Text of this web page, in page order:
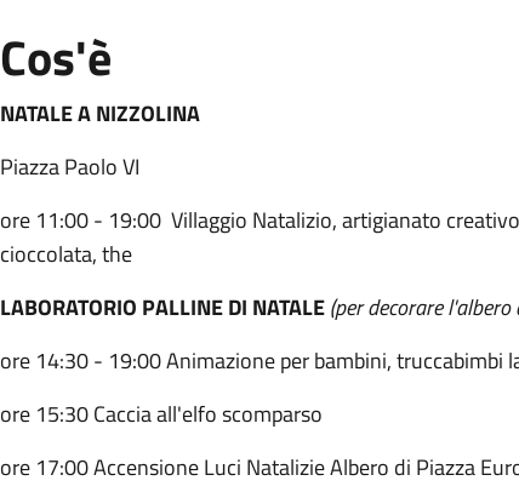
Cos'è
NATALE A NIZZOLINA
Piazza Paolo VI
ore 11:00 - 19:00 Villaggio Natalizio, artigianato
cioccolata, the
LABORATORIO PALLINE DI NATALE(per decorare l'albero
ore 14:30 - 19:00 Animazione per bambini, truccabimbi
ore 15:30 Caccia all'elfo scomparso
ore 17:00 Accensione Luci Natalizie Albero di Piazza